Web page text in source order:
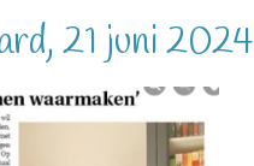
21 juni 2024